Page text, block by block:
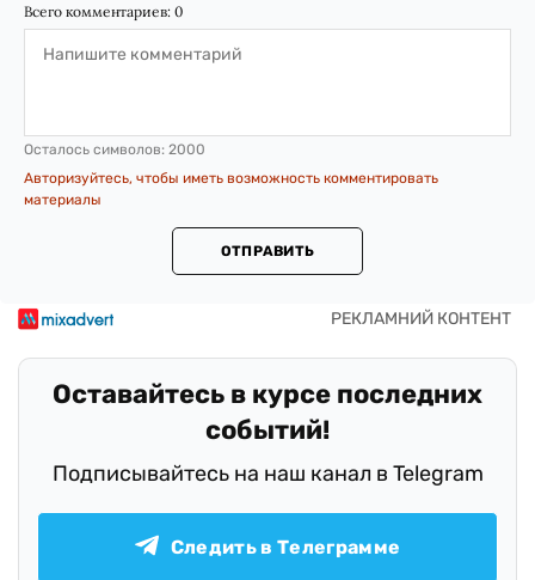
Всего комментариев: 0
Осталось символов: 2000
Авторизуйтесь, чтобы иметь возможность комментировать
материалы
ОТПРАВИТЬ
Оставайтесь в курсе последних
событий!
Подписывайтесь на наш канал в Telegram
Следить в Телеграмме